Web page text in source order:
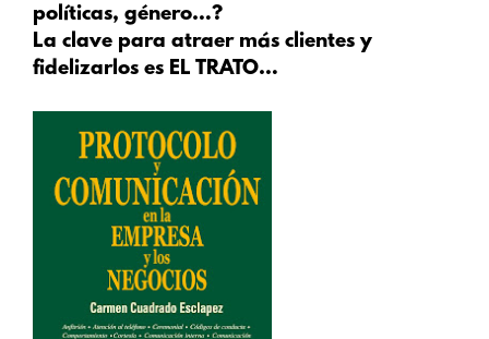
políticas, género…?
La clave para atraer más clientes y
fidelizarlos es EL TRATO…